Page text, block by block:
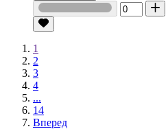
1
2
3
4
...
14
Вперед